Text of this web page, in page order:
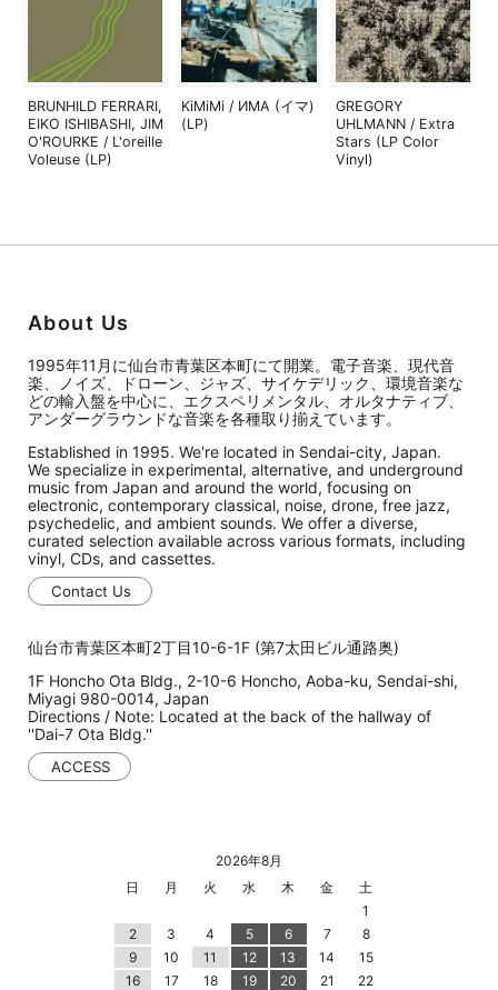
BRUNHILD FERRARI,
EIKO ISHIBASHI, JIM
O'ROURKE / L'oreille
Voleuse (LP)
KiMiMi / ИМА (イマ)
(LP)
GREGORY
UHLMANN / Extra
Stars (LP Color
Vinyl)
About Us
1995年11月に仙台市青葉区本町にて開業。電子音楽、現代音
楽、ノイズ、ドローン、ジャズ、サイケデリック、環境音楽な
どの輸入盤を中心に、エクスペリメンタル、オルタナティブ、
アンダーグラウンドな音楽を各種取り揃えています。
Established in 1995. We're located in Sendai-city, Japan.
We specialize in experimental, alternative, and underground
music from Japan and around the world, focusing on
electronic, contemporary classical, noise, drone, free jazz,
psychedelic, and ambient sounds. We offer a diverse,
curated selection available across various formats, including
vinyl, CDs, and cassettes.
Contact Us
仙台市青葉区本町2丁目10-6-1F (第7太田ビル通路奥)
1F Honcho Ota Bldg., 2-10-6 Honcho, Aoba-ku, Sendai-shi,
Miyagi 980-0014, Japan
Directions / Note: Located at the back of the hallway of
''Dai-7 Ota Bldg.''
ACCESS
2026年8月
日
月 火 水 木 金
土
1
2
3 4 5 6 7
8
9
10 11 12 13 14
15
16
17 18 19 20 21
22